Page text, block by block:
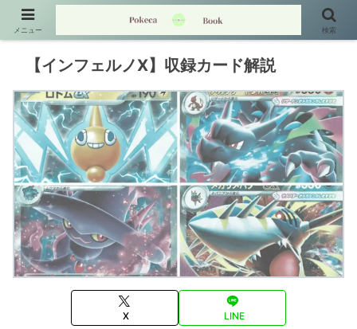
【インフェルノX】収録カード解説
X LINE
メニュー 検索